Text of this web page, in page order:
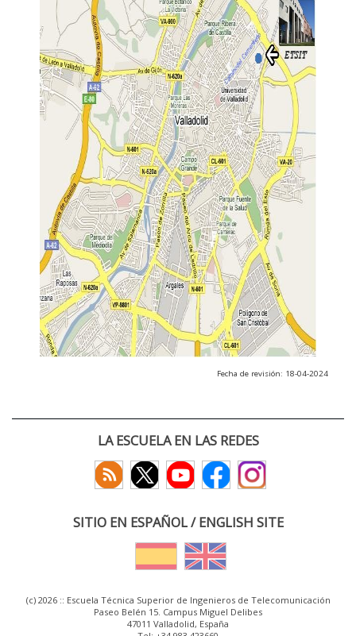
Fecha de revisión: 18-04-2024
LA ESCUELA EN LAS REDES
SITIO EN ESPAÑOL / ENGLISH SITE
(c) 2026 :: Escuela Técnica Superior de Ingenieros de Telecomunicación
Paseo Belén 15. Campus Miguel Delibes
47011 Valladolid, España